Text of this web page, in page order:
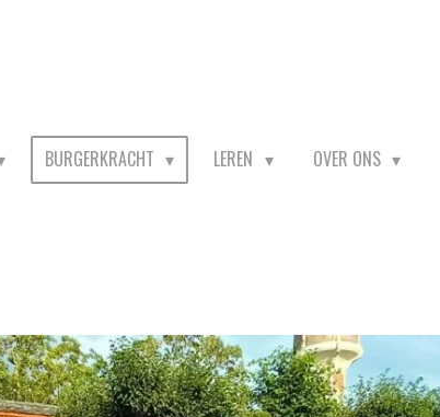
BURGERKRACHT LEREN OVER ONS